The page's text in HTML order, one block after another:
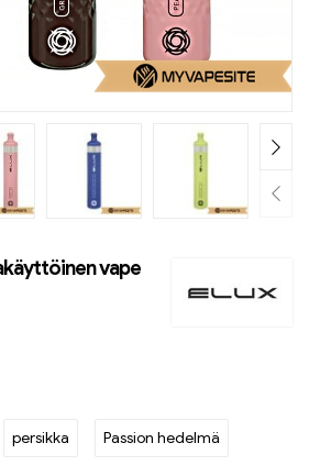
vape
persikka Passion hedelmä